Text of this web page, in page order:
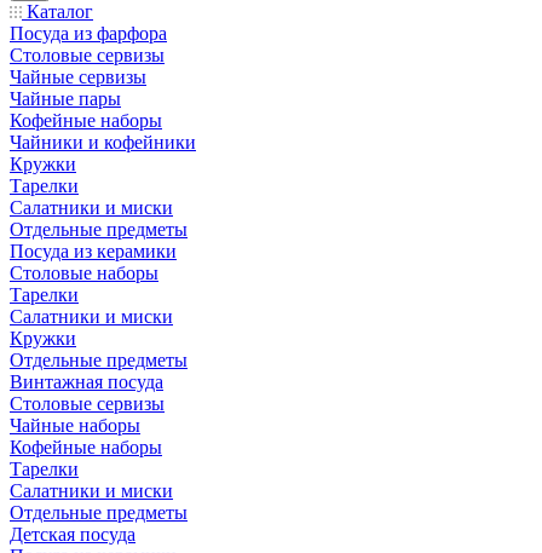
Каталог
Посуда из фарфора
Столовые сервизы
Чайные сервизы
Чайные пары
Кофейные наборы
Чайники и кофейники
Кружки
Тарелки
Салатники и миски
Отдельные предметы
Посуда из керамики
Столовые наборы
Тарелки
Салатники и миски
Кружки
Отдельные предметы
Винтажная посуда
Столовые сервизы
Чайные наборы
Кофейные наборы
Тарелки
Салатники и миски
Отдельные предметы
Детская посуда